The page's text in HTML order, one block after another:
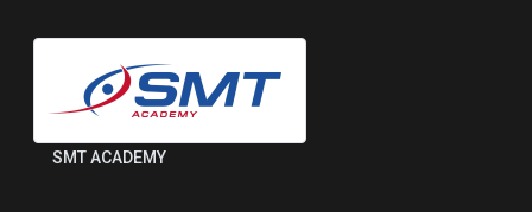
SMT ACADEMY